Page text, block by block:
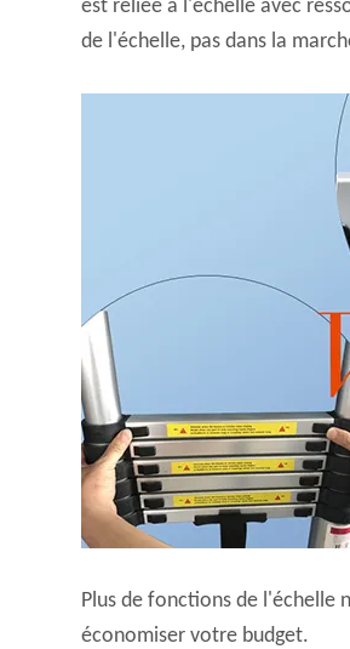
est reliée à l'échelle avec
de l'échelle, pas dans la
Plus de fonctions de l'échelle
économiser votre budget.